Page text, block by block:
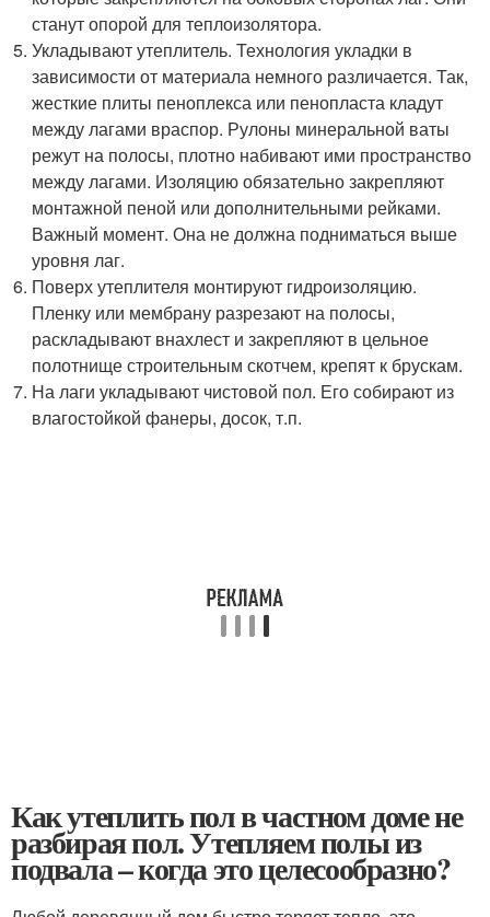
станут опорой для теплоизолятора.
Укладывают утеплитель. Технология укладки в
зависимости от материала немного различается. Так,
жесткие плиты пеноплекса или пенопласта кладут
между лагами враспор. Рулоны минеральной ваты
режут на полосы, плотно набивают ими пространство
между лагами. Изоляцию обязательно закрепляют
монтажной пеной или дополнительными рейками.
Важный момент. Она не должна подниматься выше
уровня лаг.
Поверх утеплителя монтируют гидроизоляцию.
Пленку или мембрану разрезают на полосы,
раскладывают внахлест и закрепляют в цельное
полотнище строительным скотчем, крепят к брускам.
На лаги укладывают чистовой пол. Его собирают из
влагостойкой фанеры, досок, т.п.
Как утеплить пол в частном доме не
разбирая пол. Утепляем полы из
подвала – когда это целесообразно?